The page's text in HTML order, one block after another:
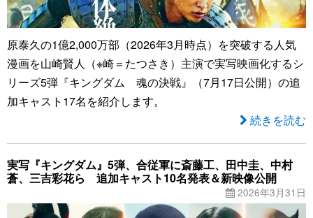
原泰久の1億2,000万部（2026年3月時点）を突破する人気
漫画を山崎賢人（※崎＝たつさき）主演で実写映画化するシ
リーズ5弾『キングダム 魂の決戦』（7月17日公開）の追
加キャスト17名を紹介します。
続きを読む
実写『キングダム』5弾、合従軍に斎藤工、田中圭、中村
蒼、三吉彩花ら 追加キャスト10名発表＆新映像公開
2026年3月31日